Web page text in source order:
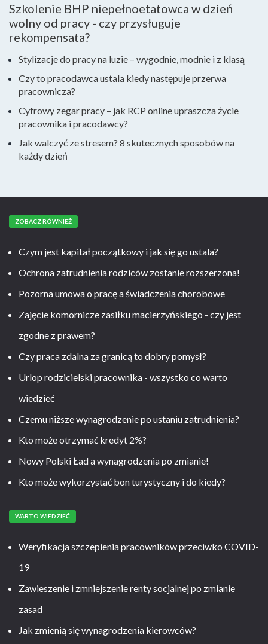
Szkolenie BHP niepełnoetatowca w dzień
wolny od pracy - czy przysługuje
rekompensata?
Stylizacje do pracy na luzie – wygodnie, modnie i z klasą
Czy to pracodawca ustala kiedy następuje przerwa
pracownicza?
Cyfrowy zegar pracy – jak RCP online upraszcza życie
pracownika i pracodawcy?
Jak walczyć ze stresem? 8 skutecznych sposobów na
każdy dzień
ZOBACZ RÓWNIEŻ
Czym jest kapitał początkowy i jak się go ustala?
Ochrona zatrudnienia rodziców zostanie rozszerzona!
Pozorna umowa o pracę a świadczenia chorobowe
Zajęcie komornicze zasiłku macierzyńskiego - czy jest
zgodne z prawem?
Czy praca zdalna za granicą to dobry pomysł?
Urlop rodzicielski pracownika - wszystko co warto
wiedzieć
Czemu niższe wynagrodzenie po ustaniu zatrudnienia?
Kto może otrzymać kredyt 2%?
Nowy Polski Ład a wynagrodzenia po zmianie!
Kto może wykorzystać bon turystyczny i do kiedy?
WARTO WIEDZIEĆ
Weryfikacja szczepienia pracowników przeciwko COVID-
19
Zawieszenie i zmniejszenie renty socjalnej po zmianie
zasad
Jak zmienią się wynagrodzenia kierowców?